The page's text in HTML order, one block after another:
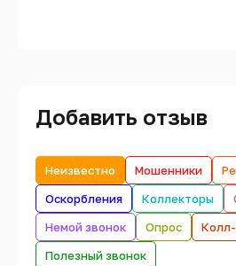
Добавить отзыв
Неизвестно Мошенники
Оскорбления
Коллекторы
Немой звонок
Опрос
Полезный звонок